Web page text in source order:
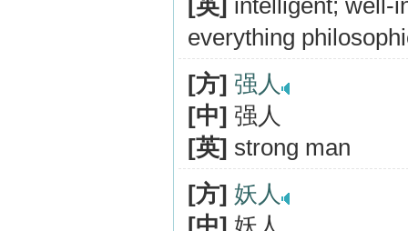
[英] intelligent; well-
everything
[方] 强人
[中] 强人
[英] strong man
[方] 妖人
[中] 妖人